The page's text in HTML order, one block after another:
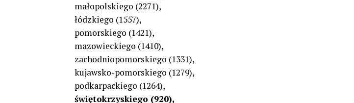
małopolskiego (2271),
łódzkiego (1557),
pomorskiego (1421),
mazowieckiego (1410),
zachodniopomorskiego (1331),
kujawsko-pomorskiego (1279),
podkarpackiego (1264),
świętokrzyskiego (920),